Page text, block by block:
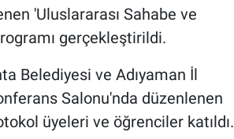
'Uluslararası Sahabe ve
gerçekleştirildi.
Belediyesi ve Adıyaman İl
Salonu'nda düzenlenen
üyeleri ve öğrenciler katıldı.